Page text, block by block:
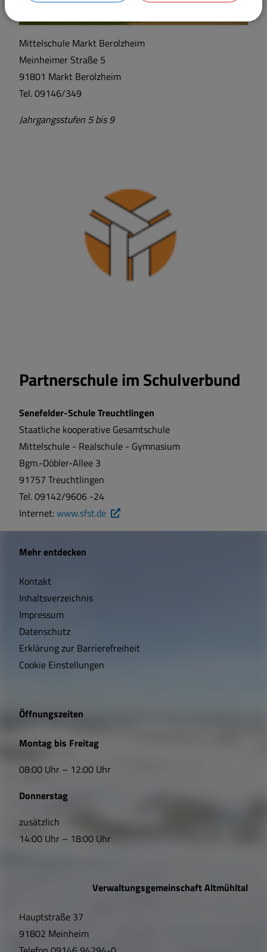
Mittelschule Markt Berolzheim
Meinheimer Straße 5
91801 Markt Berolzheim
Tel. 09146/349
Jahrgangsstufen 5 bis 9
Partnerschule im Schulverbund
Senefelder-Schule Treuchtlingen
Staatliche kooperative Gesamtschule
Mittelschule - Realschule - Gymnasium
Bgm.-Döbler-Allee 3
91757 Treuchtlingen
Tel. 09142/9606 -24
Internet:www.sfst.de
W
c
h
t
i
e
L
n
k
s
f
Mehr entdecken
Kontakt
Inhaltsverzeichnis
Impressum
Datenschutz
Erklärung zur Barrierefreiheit
Cookie Einstellungen
Öffnungszeiten
Montag bis Freitag
08:00 Uhr – 12:00 Uhr
Donnerstag
zusätzlich
14:00 Uhr – 18:00 Uhr
Verwaltungsgemeinschaft Altmühltal
Hauptstraße 37
91802 Meinheim